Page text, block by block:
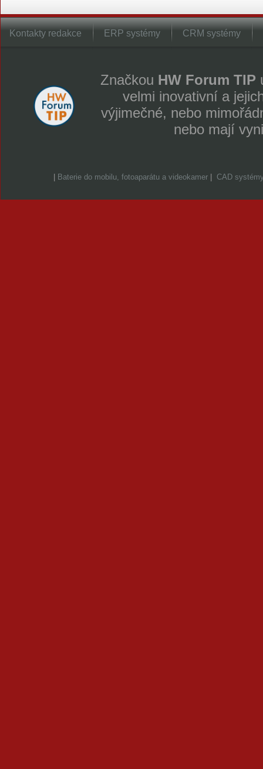
Kontakty redakce ERP systémy CRM systémy
Značkou HW Forum TIP
velmi inovativní a
výjimečné, nebo
nebo mají
Baterie do mobilu, fotoaparátu a videokamer CAD